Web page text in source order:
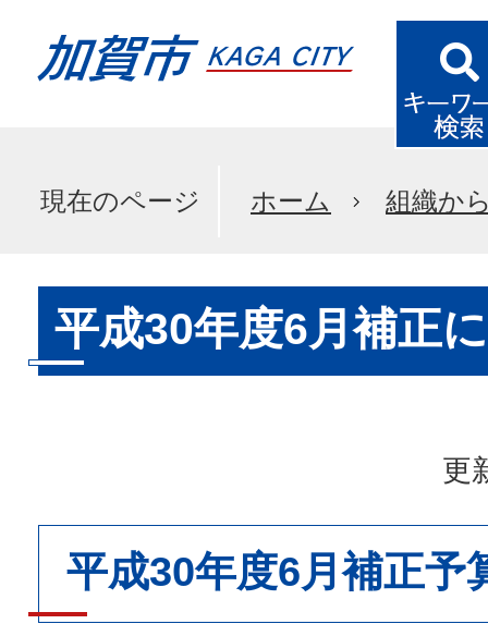
現在のページ ホーム 組織か
平成30年度6月補正
更
平成30年度6月補正予